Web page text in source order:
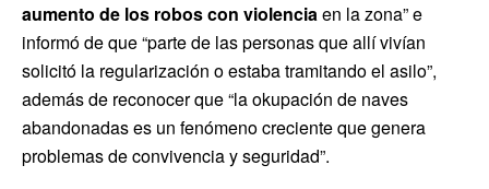
aumento de los robos con violenciaen la zona” e
informó de que “parte de las personas que allí vivían
solicitó la regularización o estaba tramitando el asilo”,
además de reconocer que “la okupación de naves
abandonadas es un fenómeno creciente que genera
problemas de convivencia y seguridad”.